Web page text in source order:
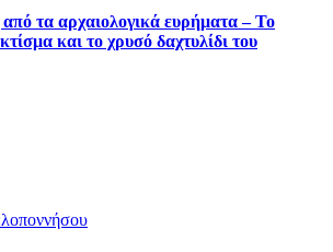
τα αρχαιολογικά ευρήματα – Το
και το χρυσό δαχτυλίδι του